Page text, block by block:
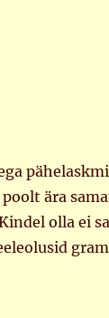
ära
olla ei